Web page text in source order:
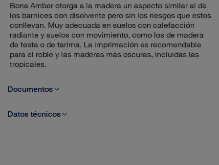
Bona Amber otorga a la madera un aspecto similar al de
los barnices con disolvente pero sin los riesgos que estos
conllevan. Muy adecuada en suelos con calefacción
radiante y suelos con movimiento, como los de madera
de testa o de tarima. La imprimación es recomendable
para el roble y las maderas más oscuras, incluidas las
tropicales.
Documentos
TDS Bona Amber ES
Datos técnicos